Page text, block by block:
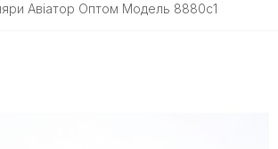
Авіатор Оптом Модель 8880c1